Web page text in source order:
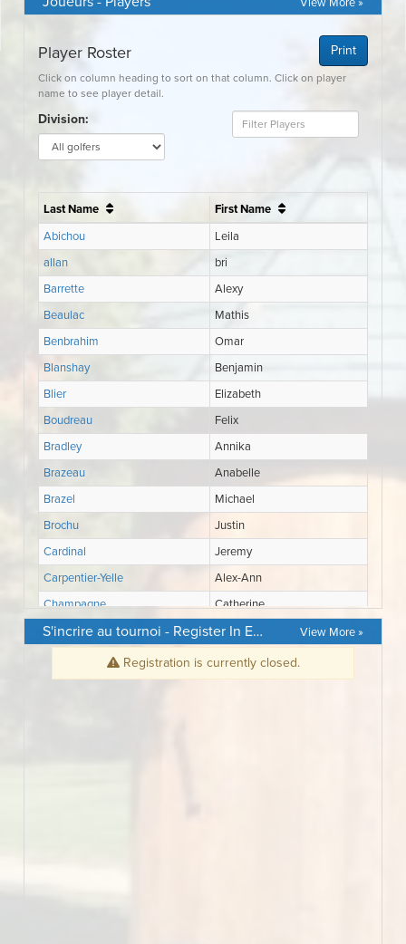
View More »
S'incrire au tournoi - Register In Event View More »